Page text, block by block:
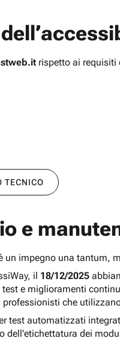
rispetto ai requisiti
TECNICO
e
un impegno una tantum,
il 18/12/2025
e miglioramenti
che
test automatizzati
dell'etichettatura dei